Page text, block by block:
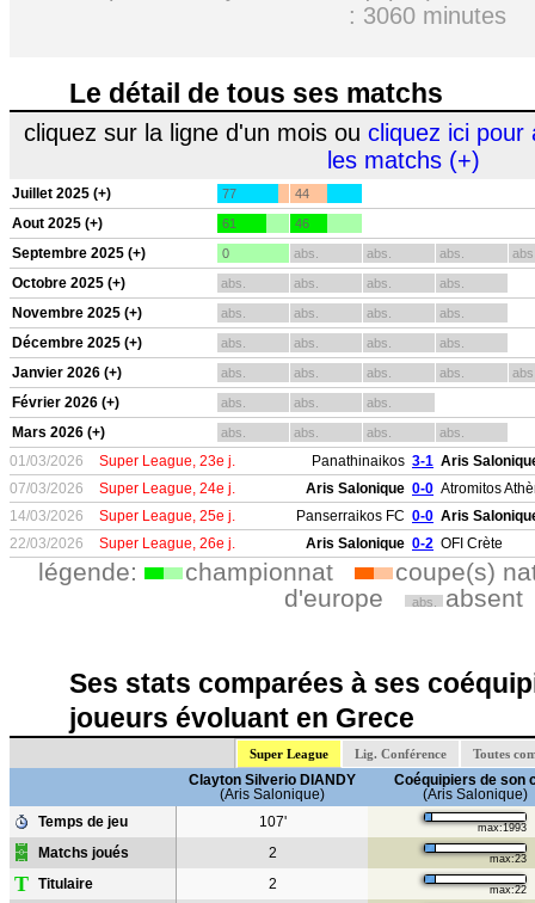
: 3060 minutes
Le détail de tous ses matchs
cliquez sur la ligne d'un mois ou cliquez ici pour
les matchs (+)
Juillet 2025 (+) 77 44
Aout 2025 (+) 61 46
Septembre 2025 (+) 0 abs. abs. abs.
Octobre 2025 (+) abs. abs. abs. abs.
Novembre 2025 (+) abs. abs. abs. abs.
Décembre 2025 (+) abs. abs. abs. abs.
Janvier 2026 (+) abs. abs. abs. abs.
Février 2026 (+) abs. abs. abs.
Mars 2026 (+) abs. abs. abs. abs.
01/03/2026 Super League, 23e j. Panathinaikos 3-1 Aris
07/03/2026
Super League, 24e j. Aris Salonique 0-0 Atromitos
14/03/2026
Super League, 25e j. Panserraikos FC 0-0 Aris
22/03/2026
Super League, 26e j. Aris Salonique 0-2 OFI Crète
légende: championnat
coupe(s)
d'europe
abs. absent
Ses stats comparées à ses
joueurs évoluant en Grece
Super League Lig. Conférence Toutes
Clayton Silverio DIANDY
(Aris Salonique)
Coéquipiers de son
(Aris Salonique)
Temps de jeu
107' max:1993
Matchs joués 2 max:23
T Titulaire 2 max:22